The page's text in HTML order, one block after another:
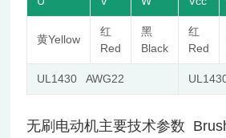
黄Yellow
红
Red
黑
Black
红
Red
UL1430 AWG22
无刷电动机主要技术参数